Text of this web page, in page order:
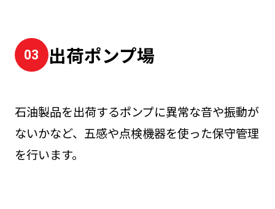
出荷ポンプ場
石油製品を出荷するポンプに異常な音や振動が
ないかなど、五感や点検機器を使った保守管理
を行います。